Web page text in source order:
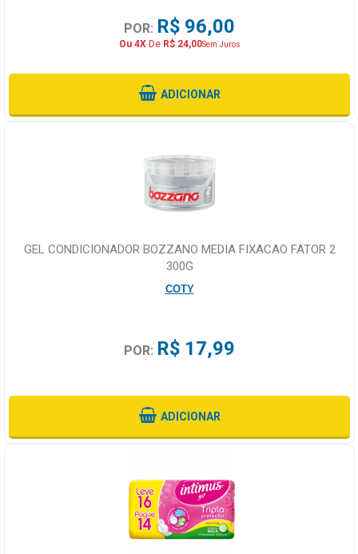
POR: R$ 96,00
Ou 4XDe R$ 24,00Sem Juros
ADICIONAR
GEL CONDICIONADOR BOZZANO MEDIA FIXACAO FATOR 2
300G
COTY
POR: R$ 17,99
ADICIONAR